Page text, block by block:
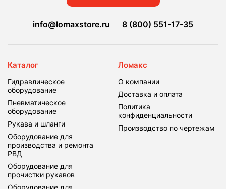
info@lomaxstore.ru 8 (800) 551-17-35
Каталог
Гидравлическое
оборудование
Пневматическое
оборудование
Рукава и шланги
Оборудование для
производства и ремонта
РВД
Оборудование для
прочистки рукавов
Ломакс
О компании
Доставка и оплата
Политика
конфиденциальности
Производство по чертежам